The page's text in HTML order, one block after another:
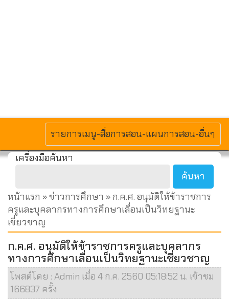
MENU
รายการเมนู-สื่อการสอน-แผนการสอน-อื่นๆ
เครื่องมือค้นหา
หน้าแรก »ข่าวการศึกษา » ก.ค.ศ. อนุมัติให้ข้าราชการ
ครูและบุคลากรทางการศึกษาเลื่อนเป็นวิทยฐานะ
เชี่ยวชาญ
ก.ค.ศ. อนุมัติให้ข้าราชการครูและบุคลากร
ทางการศึกษาเลื่อนเป็นวิทยฐานะเชี่ยวชาญ
โพสต์โดย : Admin เมื่อ 4 ก.ค. 2560 05:18:52 น. เข้าชม
166837 ครั้ง